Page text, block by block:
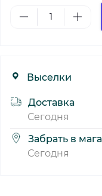
Выселки
Доставка
Сегодня
Забрать в
Сегодня